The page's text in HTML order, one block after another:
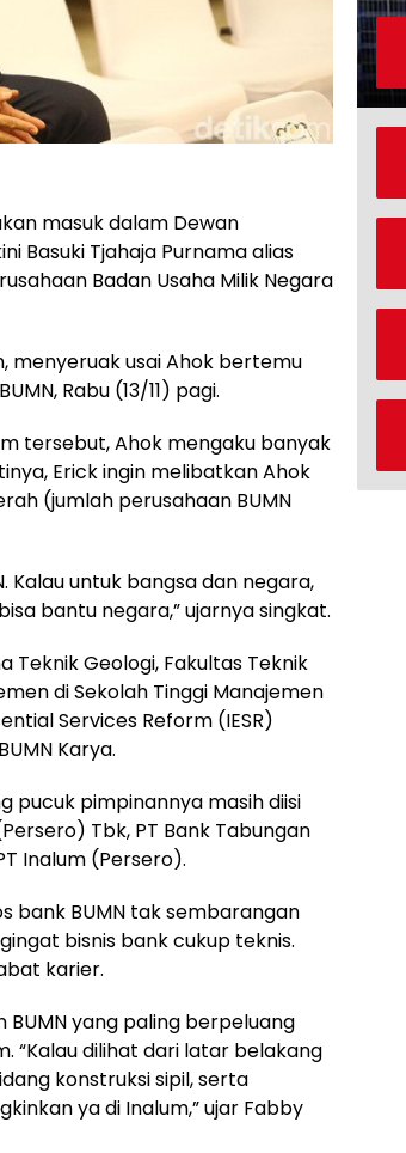
masuk dalam Dewan
Basuki Tjahaja Purnama alias
Badan Usaha Milik Negara
menyeruak usai Ahok bertemu
Rabu (13/11) pagi.
tersebut, Ahok mengaku banyak
Erick ingin melibatkan Ahok
(jumlah perusahaan BUMN
Kalau untuk bangsa dan negara,
bantu negara,” ujarnya singkat.
Geologi, Fakultas Teknik
di Sekolah Tinggi Manajemen
Services Reform (IESR)
Karya.
pucuk pimpinannya masih diisi
Tbk, PT Bank Tabungan
Inalum (Persero).
bank BUMN tak sembarangan
bisnis bank cukup teknis.
karier.
yang paling berpeluang
“Kalau dilihat dari latar belakang
konstruksi sipil, serta
ya di Inalum,” ujar Fabby